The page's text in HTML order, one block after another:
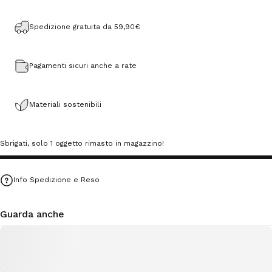
Spedizione gratuita da 59,90€
Pagamenti sicuri anche a rate
Materiali sostenibili
Sbrigati, solo 1 oggetto rimasto in magazzino!
Info Spedizione e Reso
Guarda anche